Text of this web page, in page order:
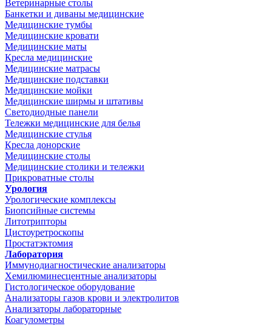
Ветеринарные столы
Банкетки и диваны медицинские
Медицинские тумбы
Медицинские кровати
Медицинские маты
Кресла медицинские
Медицинские матрасы
Медицинские подставки
Медицинские мойки
Медицинские ширмы и штативы
Светодиодные панели
Тележки медицинские для белья
Медицинские стулья
Кресла донорские
Медицинские столы
Медицинские столики и тележки
Прикроватные столы
Урология
Урологические комплексы
Биопсийные системы
Литотрипторы
Цистоуретроскопы
Простатэктомия
Лаборатория
Иммунодиагностические анализаторы
Хемилюминесцентные анализаторы
Гистологическое оборудование
Анализаторы газов крови и электролитов
Анализаторы лабораторные
Коагулометры